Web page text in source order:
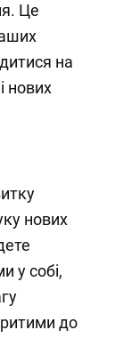
Це
на
нових
нових
у собі,
до